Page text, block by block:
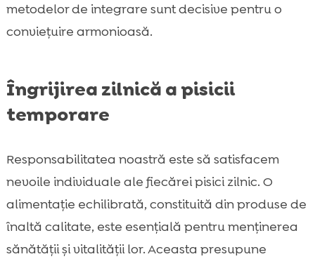
metodelor de integrare sunt decisive pentru o
conviețuire armonioasă.
Îngrijirea zilnică a pisicii
temporare
Responsabilitatea noastră este să satisfacem
nevoile individuale ale fiecărei pisici zilnic. O
alimentație echilibrată, constituită din produse de
înaltă calitate, este esențială pentru menținerea
sănătății și vitalității lor. Aceasta presupune